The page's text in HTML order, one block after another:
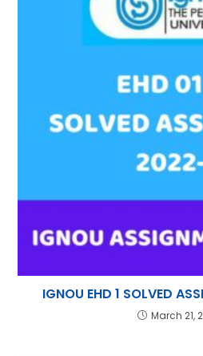
IGNOU EHD 1 SOLVED
March 21,